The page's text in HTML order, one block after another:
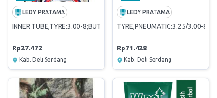
LEDY PRATAMA
INNER TUBE,TYRE:3.00-8;BUTYL RBR
Rp27.472
Kab. Deli Serdang
LEDY PRATAMA
TYRE,PNEUMATIC:3.25/3.00-8;TT
Rp71.428
Kab. Deli Serdang